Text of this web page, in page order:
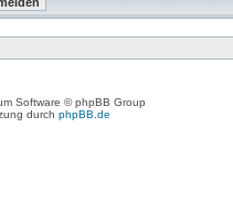
Software © phpBB Group
durch phpBB.de